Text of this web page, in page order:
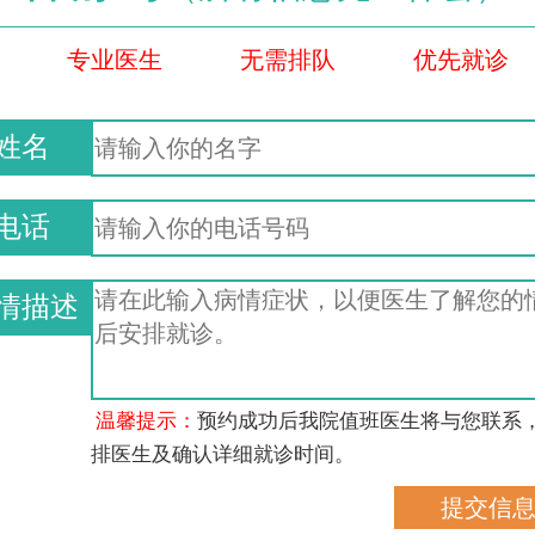
专业医生 无需排队 优先就诊
名
话
描述
温馨提示：预约成功后我院值班医生将与您联系
排医生及确认详细就诊时间。